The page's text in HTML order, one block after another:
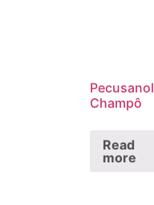
Pecusanol
Champô
Read
more